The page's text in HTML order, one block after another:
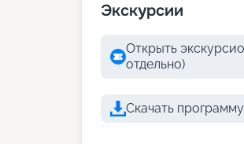
Экскурсии
Открыть
отдельно)
Скачать